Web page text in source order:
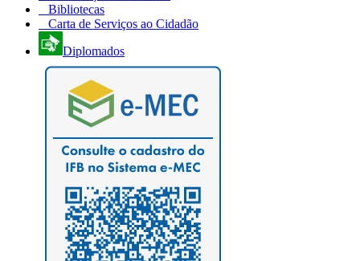
Bibliotecas
Carta de Serviços ao Cidadão
Diplomados